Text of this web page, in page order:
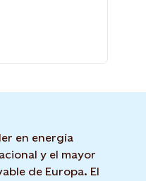
en energía
y el mayor
de Europa. El